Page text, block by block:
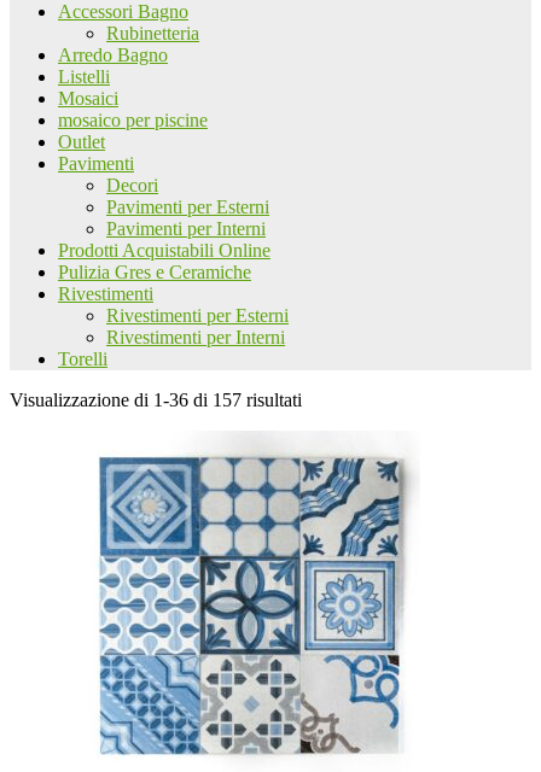
Accessori Bagno
Rubinetteria
Arredo Bagno
Listelli
Mosaici
mosaico per piscine
Outlet
Pavimenti
Decori
Pavimenti per Esterni
Pavimenti per Interni
Prodotti Acquistabili Online
Pulizia Gres e Ceramiche
Rivestimenti
Rivestimenti per Esterni
Rivestimenti per Interni
Torelli
Visualizzazione di 1-36 di 157 risultati